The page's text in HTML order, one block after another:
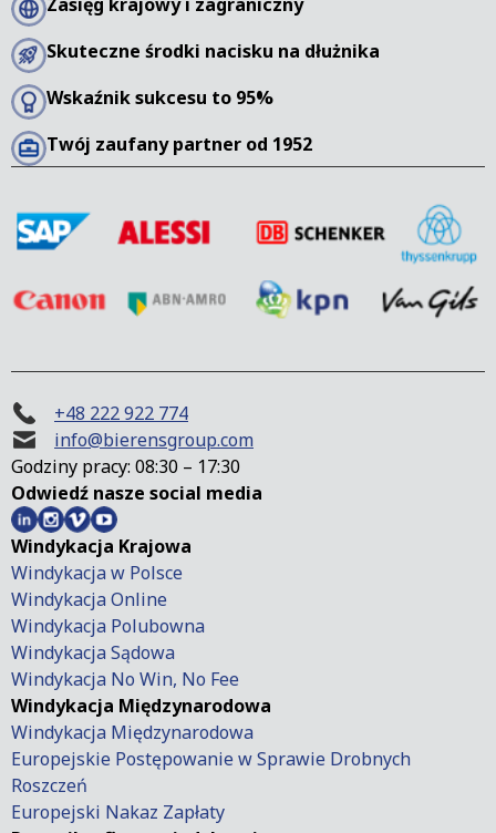
Skuteczne środki nacisku na dłużnika
Wskaźnik sukcesu to 95%
Twój zaufany partner od 1952
+48 222 922 774
info@bierensgroup.com
Godziny pracy: 08:30 – 17:30
Odwiedź nasze social media
Windykacja Krajowa
Windykacja w Polsce
Windykacja Online
Windykacja Polubowna
Windykacja Sądowa
Windykacja No Win, No Fee
Windykacja Międzynarodowa
Windykacja Międzynarodowa
Europejskie Postępowanie w Sprawie Drobnych
Roszczeń
Europejski Nakaz Zapłaty